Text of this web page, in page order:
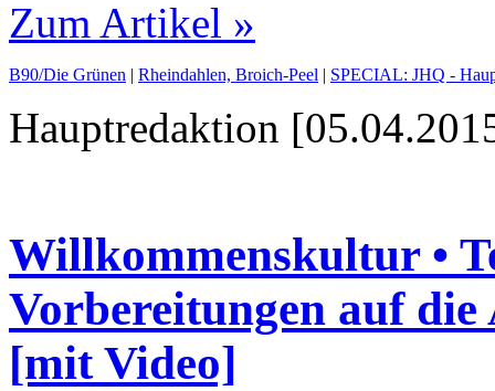
Zum Artikel »
B90/Die Grünen | Rheindahlen, Broich-Peel | SPECIAL: JHQ -
Hauptredaktion
Willkommenskultur •
Vorbereitungen auf
[mit Video]